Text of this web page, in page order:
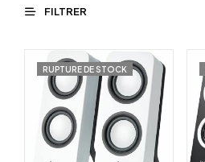
FILTRER
RUPTURE DE STOCK